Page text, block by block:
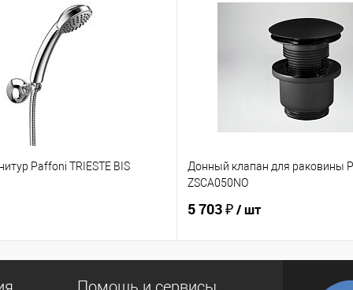
Paffoni TRIESTE BIS
Донный клапан для раковины
ZSCA050NO
5 703 ₽/ шт